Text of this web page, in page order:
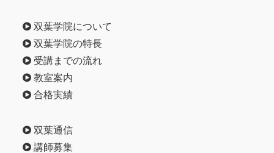
双葉学院について
双葉学院の特長
受講までの流れ
教室案内
合格実績
双葉通信
講師募集